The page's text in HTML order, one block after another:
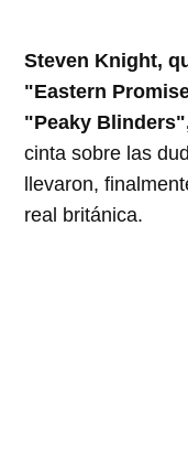
Steven Knight,
"Eastern
"Peaky
cinta sobre las
llevaron,
real británica.